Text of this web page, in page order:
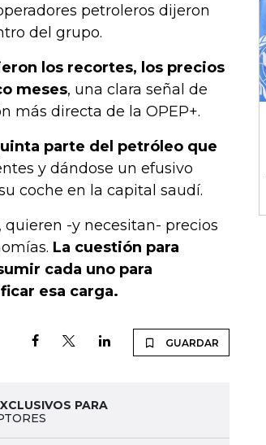
petroleros dijeron
del grupo.
los recortes, los precios
meses, una clara señal de
más directa de la OPEP+.
parte del petróleo que
y dándose un efusivo
coche en la capital saudí.
quieren -y necesitan- precios
La cuestión para
cada uno para
esa carga.
GUARDAR
PARA